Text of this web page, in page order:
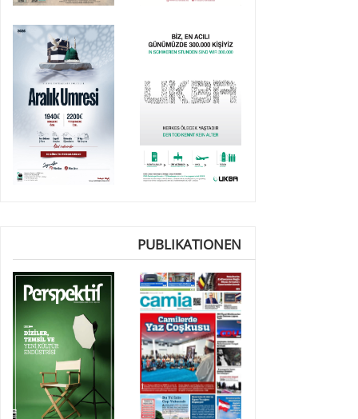
PUBLIKATIONEN